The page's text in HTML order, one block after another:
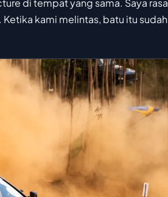
di tempat yang sama. Saya rasa
kami melintas, batu itu sudah